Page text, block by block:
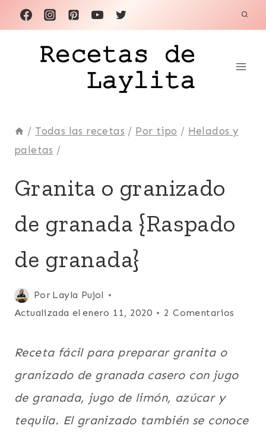
Saltar
al
contenido
/ Todas las recetas / Por tipo / Helados y
paletas /
|
FÁCILES
FRUTAS
|
Y
CENTROAMERICA
|
|
|
Granita o granizado
de granada {Raspado
de granada}
Por Layla Pujol
Publicada
el
Actualizada el enero 11, 2020 2 Comentarios
Receta fácil para preparar granita o
granizado de granada casero con jugo
de granada, jugo de limón, azúcar y
tequila. El granizado también se conoce